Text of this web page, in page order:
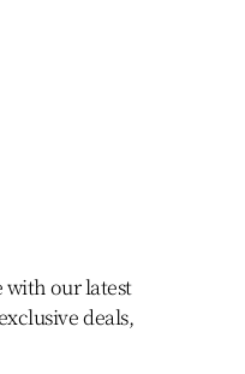
with our latest
deals,